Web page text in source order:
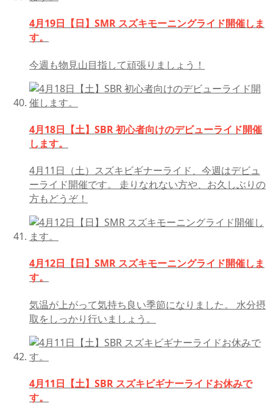
4月19日【日】SMR スズキモーニングライド開催しま
す。
今週も物見山目指して頑張りましょう！
4月18日【土】SBR 初心者向けのデビューライド開催
します。
4月11日（土）スズキビギナーライド、今週はデビュ
ーライド開催です。 走りなれない方や、お久しぶりの
方もどうぞ！
4月12日【日】SMR スズキモーニングライド開催しま
す。
気温が上がって気持ち良い季節になりました。 水分摂
取をしっかり行いましょう。
4月11日【土】SBR スズキビギナーライドお休みで
す。